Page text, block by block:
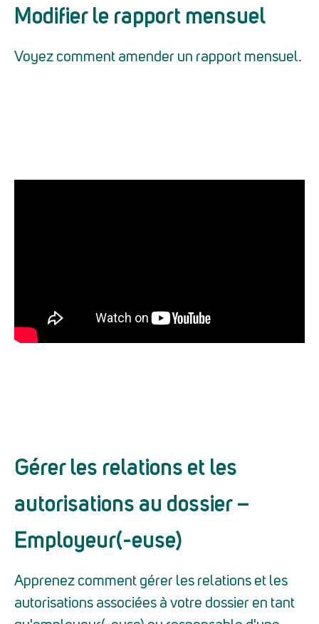
Modifier le rapport mensuel
Voyez comment amender un rapport mensuel.
Gérer les relations et les
autorisations au dossier –
Employeur(-euse)
Apprenez comment gérer les relations et les
autorisations associées à votre dossier en tant